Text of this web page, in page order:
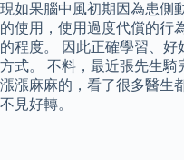
現如果腦中風初期因為患側
的使用，使用過度代償的行
的程度。 因此正確學習、
方式。 不料，最近張先生
漲漲麻麻的，看了很多醫生
不見好轉。